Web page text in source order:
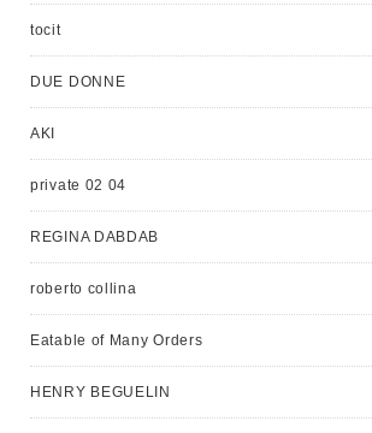
tocit
DUE DONNE
AKI
private 02 04
REGINA DABDAB
roberto collina
Eatable of Many Orders
HENRY BEGUELIN